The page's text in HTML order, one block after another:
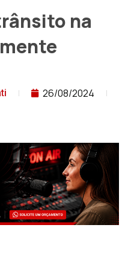
na
26/08/2024